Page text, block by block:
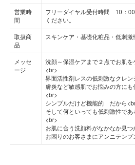
営業時
間
フリーダイヤル受付時間 10：
ください。
取扱商
品
スキンケア・基礎化粧品・低刺
メッセ
ージ
洗顔～保湿ケアまで２点でお肌
<br>
界面活性剤レスの低刺激なクレ
膚炎など敏感肌でお悩みの方に
<br>
シンプルだけど機能的 だから
そして何といっても低刺激性で
<br>
お肌に合う洗顔料がなかなか見
お困りのお客さまにアンニテン